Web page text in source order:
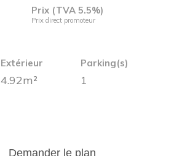
Prix (TVA 5.5%)
Prix direct promoteur
Extérieur
4.92m²
Parking(s)
1
Demander le plan